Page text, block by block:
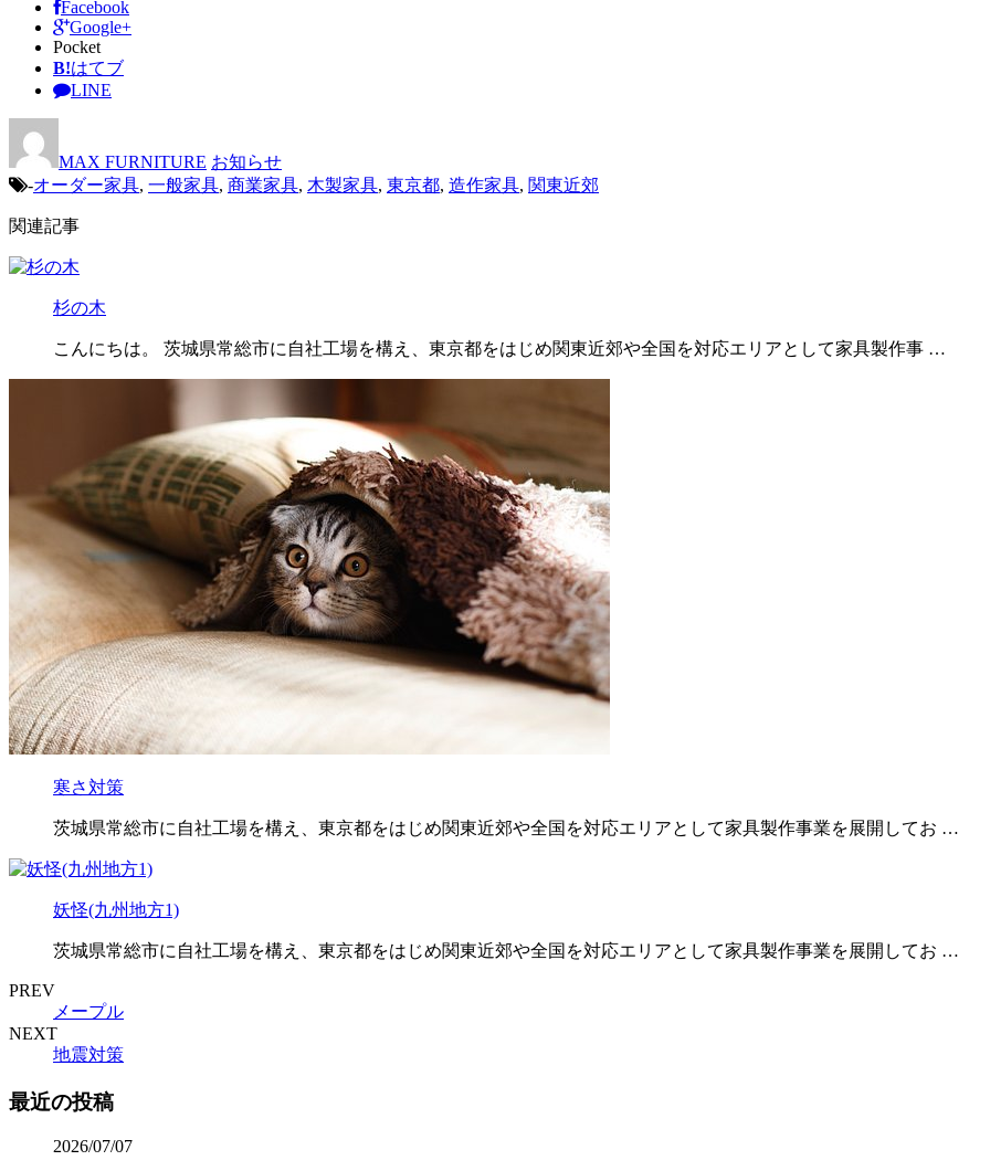
Facebook
Google+
Pocket
B!はてブ
LINE
MAX FURNITURE お知らせ
-オーダー家具, 一般家具, 商業家具, 木製家具, 東京都, 造作家具, 関東近郊
関連記事
杉の木
こんにちは。 茨城県常総市に自社工場を構え、東京都をはじめ関東近郊や全国を対応エリアとして家具製作事 …
寒さ対策
茨城県常総市に自社工場を構え、東京都をはじめ関東近郊や全国を対応エリアとして家具製作事業を展開してお …
妖怪(九州地方1)
茨城県常総市に自社工場を構え、東京都をはじめ関東近郊や全国を対応エリアとして家具製作事業を展開してお …
PREV
メープル
NEXT
地震対策
最近の投稿
2026/07/07